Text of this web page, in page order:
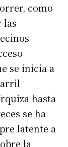
como
las
se inicia a
hasta
se ha
latente a
la